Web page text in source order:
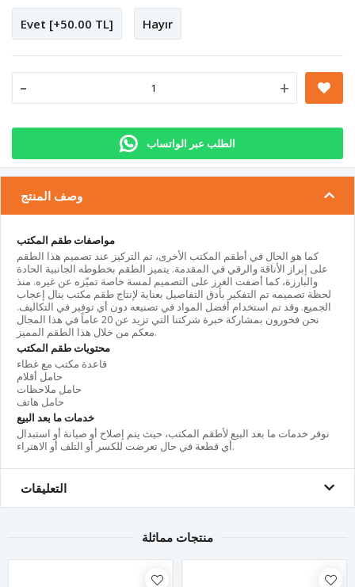
Evet [+50.00 TL] Hayır
- +
الطلب عبر الواتساب
وصف المنتج
كما هو الحال في أطقم المكتب الأخرى، تم التركيز عند تصميم هذا الطقم
على إبراز الأناقة والرقي في المقدمة. يتميز الطقم بخطوطه الجانبية الحادة
والبارزة، كما أضفت الغرز على التصميم لمسة خاصة تميّزه عن غيره. منذ
لحظة تصميمه تم التفكير بأدق التفاصيل بعناية لإنتاج طقم مكتب ينال إعجاب
الجميع. وقد تم استخدام أفضل المواد في تصنيعه دون أي توفير في التكاليف.
نحن فخورون بمشاركة خبرة شركتنا التي تزيد عن 20 عاماً في هذا المجال
معكم من خلال هذا الطقم المميز.
قاعدة مكتب مع غطاء
حامل أقلام
حامل ملاحظات
حامل هاتف
خدمات ما بعد البيع
نوفر خدمات ما بعد البيع لأطقم المكتب، حيث يتم إصلاح أو صيانة أو استبدال
أي قطعة في حال تعرضت للكسر أو التلف أو الاهتراء.
التعليقات
منتجات مماثلة